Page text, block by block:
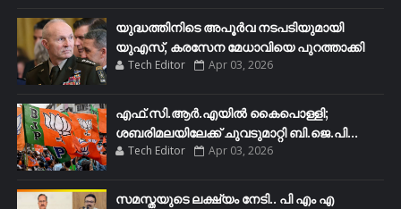
യുദ്ധത്തിനിടെ അപൂർവ നടപടിയുമായി
യുഎസ്, കരസേന മേധാവിയെ പുറത്താക്കി
Tech Editor Apr 03, 2026
എഫ്​.സി.ആർ.എയിൽ കൈപൊള്ളി;
ശബരിമലയിലേക്ക്​ ചുവടുമാറ്റി ബി.ജെ.പി...
Tech Editor Apr 03, 2026
സമസ്തയുടെ ലക്ഷ്യം നേടി.. പി എം എ